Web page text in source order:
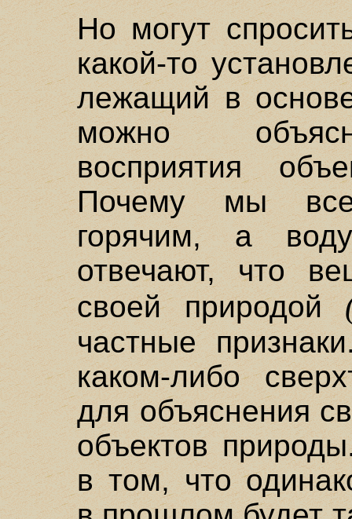
Но могут
какой-то
лежащий в
можно
восприятия
Почему мы
горячим, а
отвечают, что
своей природой
частные
каком-либо
для объяснения
объектов
в том, что